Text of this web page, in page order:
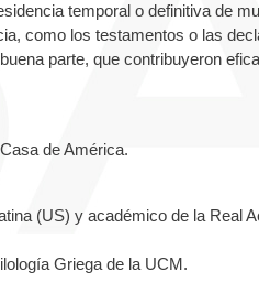
temporal o definitiva de
como los testamentos o las
parte, que contribuyeron
de América.
(US) y académico de la Real
Griega de la UCM.